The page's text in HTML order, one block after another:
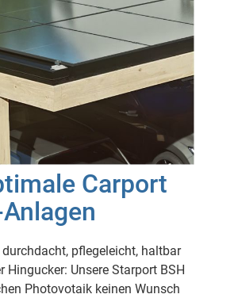
Carport
pflegeleicht, haltbar
Hingucker: Unsere Starport BSH
Photovotaik keinen Wunsch